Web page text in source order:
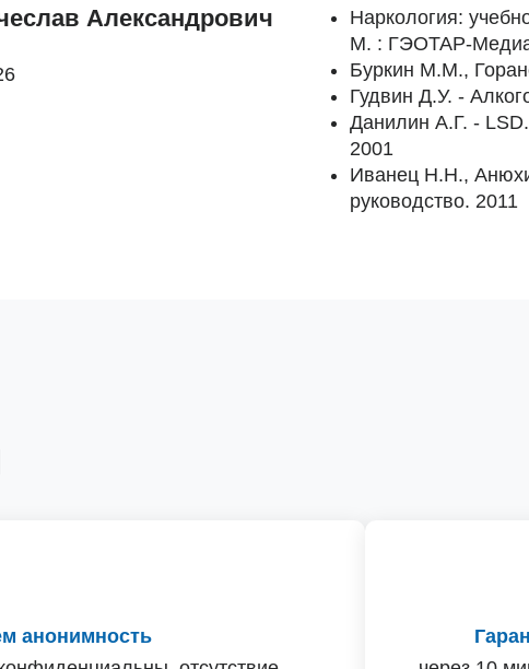
Александрович
Наркология:
М. : ГЭОТАР-
Буркин М.М.,
Гудвин Д.У. -
Данилин А.Г. -
2001
Иванец Н.Н.,
руководство. 2011
анонимность